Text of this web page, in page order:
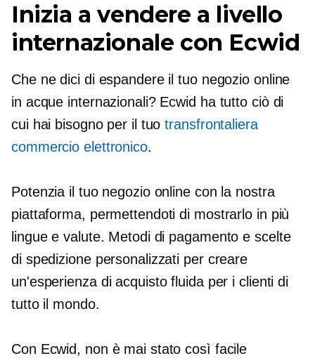
Inizia a vendere a livello
internazionale con Ecwid
Che ne dici di espandere il tuo negozio online
in acque internazionali? Ecwid ha tutto ciò di
cui hai bisogno per il tuotransfrontaliera
commercio elettronico.
Potenzia il tuo negozio online con la nostra
piattaforma, permettendoti di mostrarlo in più
lingue e valute. Metodi di pagamento e scelte
di spedizione personalizzati per creare
un'esperienza di acquisto fluida per i clienti di
tutto il mondo.
Con Ecwid, non è mai stato così facile